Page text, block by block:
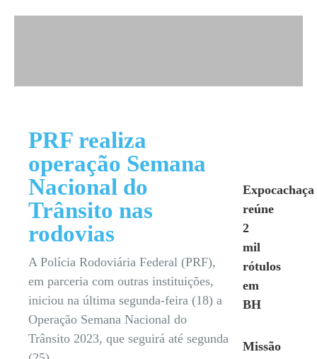
PRF realiza
operação Semana
Nacional do
Trânsito nas
rodovias
A Polícia Rodoviária Federal (PRF),
em parceria com outras instituições,
iniciou na última segunda-feira (18) a
Operação Semana Nacional do
Trânsito 2023, que seguirá até segunda
Expocachaça
reúne
2
mil
rótulos
em
BH
Missão